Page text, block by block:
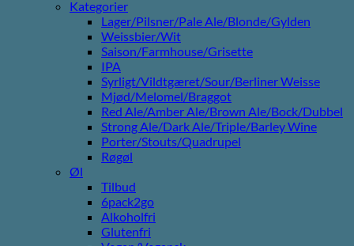
Kategorier
Lager/Pilsner/Pale Ale/Blonde/Gylden
Weissbier/Wit
Saison/Farmhouse/Grisette
IPA
Syrligt/Vildtgæret/Sour/Berliner Weisse
Mjød/Melomel/Braggot
Red Ale/Amber Ale/Brown Ale/Bock/Dubbel
Strong Ale/Dark Ale/Triple/Barley Wine
Porter/Stouts/Quadrupel
Røgøl
Øl
Tilbud
6pack2go
Alkoholfri
Glutenfri